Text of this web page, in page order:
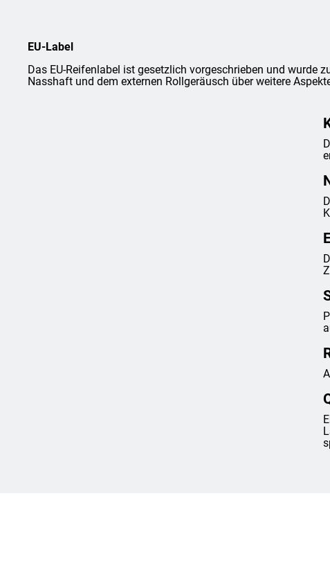
EU-Label
Das EU-Reifenlabel ist gesetzlich vorgeschrieben und wurde
Nasshaft und dem externen Rollgeräusch über weitere